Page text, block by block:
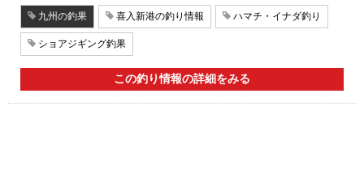
九州の釣果 喜入新港の釣り情報 ハマチ・イナダ釣り
ショアジギング釣果
この釣り情報の詳細をみる